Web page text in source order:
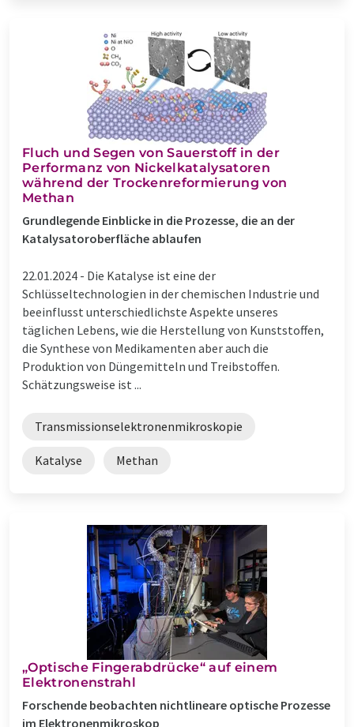
Fluch und Segen von Sauerstoff in der
Performanz von Nickelkatalysatoren
während der Trockenreformierung von
Methan
Grundlegende Einblicke in die Prozesse, die an der
Katalysatoroberfläche ablaufen
22.01.2024 - Die Katalyse ist eine der
Schlüsseltechnologien in der chemischen Industrie und
beeinflusst unterschiedlichste Aspekte unseres
täglichen Lebens, wie die Herstellung von Kunststoffen,
die Synthese von Medikamenten aber auch die
Produktion von Düngemitteln und Treibstoffen.
Schätzungsweise ist ...
Transmissionselektronenmikroskopie
Katalyse Methan
„Optische Fingerabdrücke“ auf einem
Elektronenstrahl
Forschende beobachten nichtlineare optische Prozesse
im Elektronenmikroskop